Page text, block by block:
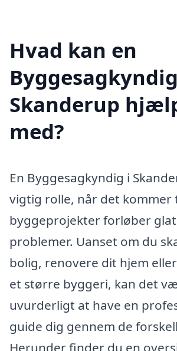
Hvad kan en
Skanderup
med?
En Byggesagkyndig i
vigtig rolle, når det kommer
byggeprojekter forløber
problemer. Uanset om du
bolig, renovere dit hjem
et større byggeri, kan det
uvurderligt at have en
guide dig gennem de
Herunder finder du en